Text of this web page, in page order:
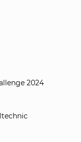
2024